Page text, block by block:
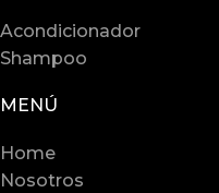
Acondicionador
Shampoo
MENÚ
Home
Nosotros